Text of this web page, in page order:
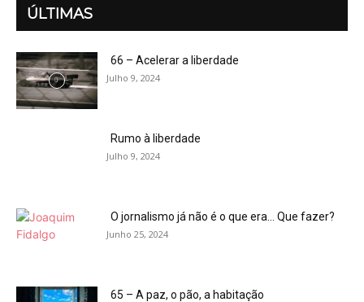
ÚLTIMAS
66 – Acelerar a liberdade
Julho 9, 2024
Rumo à liberdade
Julho 9, 2024
O jornalismo já não é o que era… Que fazer?
Junho 25, 2024
65 – A paz, o pão, a habitação